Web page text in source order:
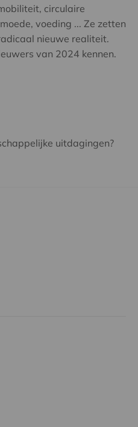
circulaire
voeding ... Ze zetten
nieuwe realiteit.
van 2024 kennen.
uitdagingen?